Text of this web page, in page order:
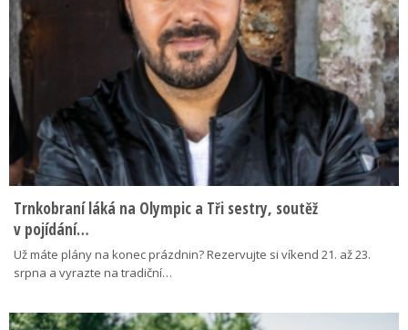
Trnkobraní láká na Olympic a Tři sestry, soutěž
v pojídání…
Už máte plány na konec prázdnin? Rezervujte si víkend 21. až 23.
srpna a vyrazte na tradiční…